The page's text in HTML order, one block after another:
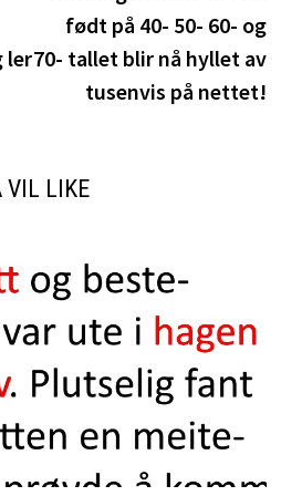
ler
født på 40- 50- 60- og
70- tallet blir nå hyllet av
tusenvis på nettet!
VIL LIKE